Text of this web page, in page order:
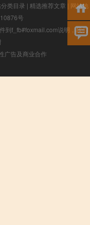
类目录 | 精选推荐文章 | 网站地
号
到f_fb#foxmail.com说明，我们
广告及商业合作